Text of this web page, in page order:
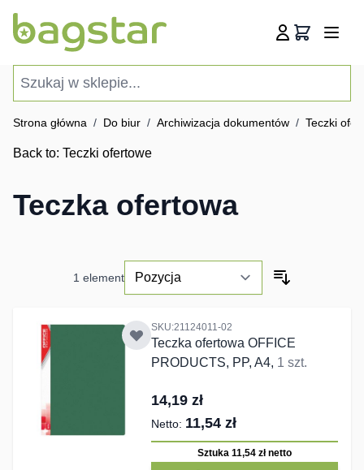
Koszyk
Strona główna / Do biur / Archiwizacja dokumentów / Teczki
Back to: Teczki ofertowe
Teczka ofertowa
1 element
SKU:21124011-02
Teczka ofertowa OFFICE
PRODUCTS, PP, A4, 1 szt.
14,19 zł
11,54 zł
Sztuka 11,54 złnetto